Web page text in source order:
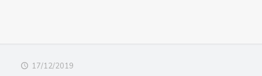
17/12/2019